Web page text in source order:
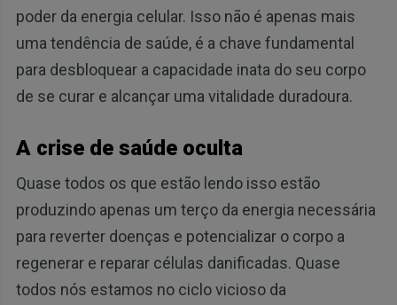
poder da energia celular. Isso não é apenas mais
uma tendência de saúde, é a chave fundamental
para desbloquear a capacidade inata do seu corpo
de se curar e alcançar uma vitalidade duradoura.
A crise de saúde oculta
Quase todos os que estão lendo isso estão
produzindo apenas um terço da energia necessária
para reverter doenças e potencializar o corpo a
regenerar e reparar células danificadas. Quase
todos nós estamos no ciclo vicioso da